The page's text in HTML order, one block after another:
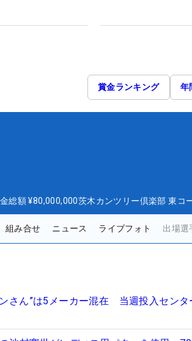
賞金ランキング 年
総額 ¥80,000,000茨木カンツリー倶楽部 東コ
組み合せ ニュース ライブフォト 出場選
さん”は5メーカー混在 当週投入セン